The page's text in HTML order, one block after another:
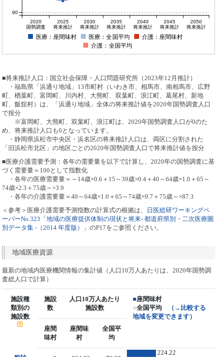
2020
国勢調査
2025
将来推計
2030
将来推計
2035
将来推計
2040
将来推計
2045
将来推計
2050
将来推計
90
医療：座間味村 医療：全国平均
介護：座間味村
介護：全国平均
■将来推計人口：国立社会保障・人口問題研究所（2023年12月推計）
・福島県「浜通り地域」13市町村（いわき市、相馬市、南相馬市、広野
町、楢葉町、富岡町、川内村、大熊町、双葉町、浪江町、葛尾村、新地
町、飯舘村）は、「浜通り地域」全体の将来推計値を2020年国勢調査人口
で按分
※富岡町、大熊町、双葉町、浪江町は、2020年国勢調査人口が0のた
め、将来推計人口も0となっています。
・静岡県浜松市中央区・浜名区の将来推計人口は、両区に分割された
「旧浜松市北区」の地区ごとの2020年国勢調査人口で将来推計値を按分
■医療介護需要予測：各年の需要量を以下で計算し、2020年の国勢調査に基
づく需要量＝100として指数化
・各年の医療需要量＝～14歳×0.6＋15～39歳×0.4＋40～64歳×1.0＋65～
74歳×2.3＋75歳～×3.9
・各年の介護需要量＝40～64歳×1.0＋65～74歳×9.7＋75歳～×87.3
＜参考＞医療介護需要予測指数の計算式の根拠は、
日医総研ワーキングペ
ーパーNo.323「地域の医療提供体制の現状と将来- 都道府県別・二次医療圏
別データ集 -（2014 年度版）」のP17をご参照ください。
地域医療資源
最新の地域内医療機関情報の集計値（人口10万人あたりは、2020年国勢調
査総人口で計算）
施設種
類別の
施設数
施設
数
人口10万人あたり
施設数
■座間味村
■全国平均
（→比較する
地域を変更できます）
座間
味村
座間味
村
全国平
均
224.22